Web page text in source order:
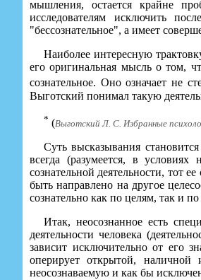
мышления, остается крайне
исследователям исключить
"бессознательное", а имеет
Наиболее интересную
его оригинальная мысль о том,
сознательное. Оно означает не
Выготский понимал такую
* (Выготский Л. С. Избранные
Суть высказывания
всегда (разумеется, в
сознательной деятельности, тот
быть направлено на другое
сознательно как по целям, так и
Итак, неосознанное есть
деятельности человека
зависит исключительно от его
оперирует открытой,
неосознаваемую и как бы